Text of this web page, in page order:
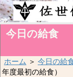
今日の給食
ホーム ＞ 今日の給
年度最初の給食）